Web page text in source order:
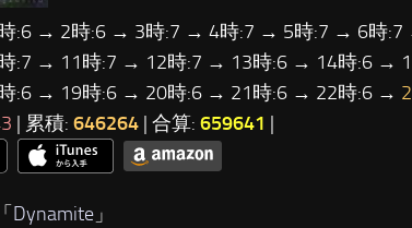
:6 → 2時:6 → 3時:7 → 4時:7 → 5時:7 → 6時
:7 → 11時:7 → 12時:7 → 13時:6 → 14時:6 →
:6 → 19時:6 → 20時:6 → 21時:6 → 22時:6 →
| 累積: 646264 | 合算: 659641 |
Dynamite 」